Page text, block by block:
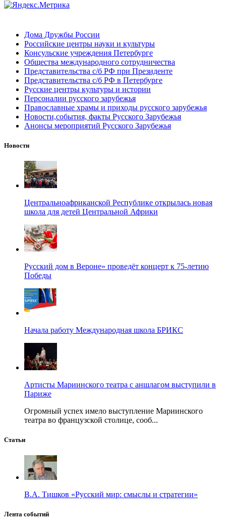
Дома Дружбы России
Российские центры науки и культуры
Консульские учреждения Петербурге
Общества международного сотрудничества
Представительства с/б РФ при Президенте
Представительства с/б РФ в Петербурге
Русские центры культуры и истории
Персоналии русского зарубежья
Православные храмы и приходы русского зарубежья
Новости,события, факты Русского Зарубежья
Анонсы мероприятий Русского Зарубежья
Новости
Центральноафриканской Республике открылась новая
школа для детей Центральной Африки
Русский дом в Вероне» проведёт концерт к 75-летию
Победы
Начала работу Международная школа БРИКС
Артисты Мариинского театра с аншлагом выступили в
Париже
Огромный успех имело выступление Мариинского
театра во французской столице, сооб...
Статьи
В.А. Тишков «Русский мир: смыслы и стратегии»
Лента событий